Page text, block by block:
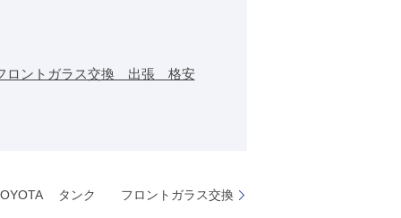
ロントガラス交換 出張 格安
タンク フロントガラス交換